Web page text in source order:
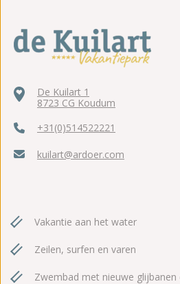
De Kuilart 1
8723 CG Koudum
+31(0)514522221
kuilart@ardoer.com
Vakantie aan het water
Zeilen, surfen en varen
Zwembad met nieuwe glijbanen